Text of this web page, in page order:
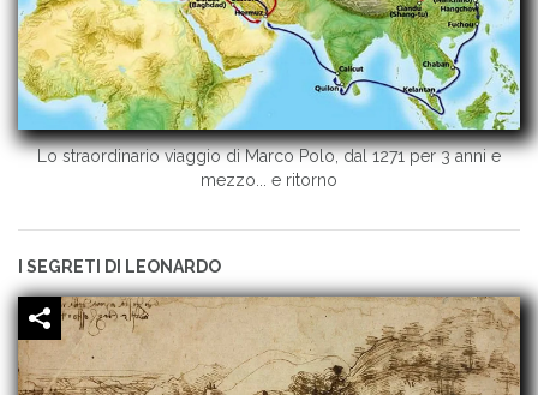
Lo straordinario viaggio di Marco Polo, dal 1271 per 3 anni e
mezzo... e ritorno
I SEGRETI DI LEONARDO